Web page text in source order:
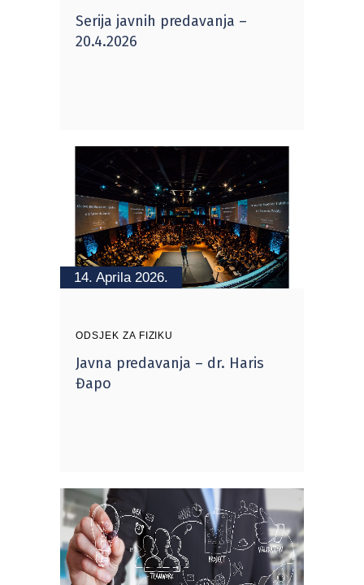
Serija javnih predavanja –
20.4.2026
14. Aprila 2026.
ODSJEK ZA FIZIKU
Javna predavanja – dr. Haris
Đapo